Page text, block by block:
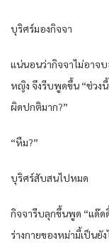
บุริศร์มองกิจจา
แน่นอนว่ากิจจาไม่อาจบ
หญิง จึงรีบพูดขึ้น “ช่วง
ผิดปกติมาก?”
“หืม?”
บุริศร์สับสนไปหมด
กิจจารีบลุกขึ้นพูด “แด๊ด
ร่างกายของหม่ามี้เป็นยัง